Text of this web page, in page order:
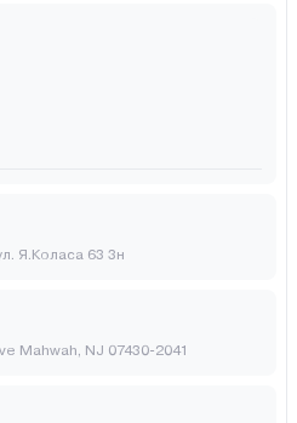
Я.Коласа 63 3н
Mahwah, NJ 07430-2041